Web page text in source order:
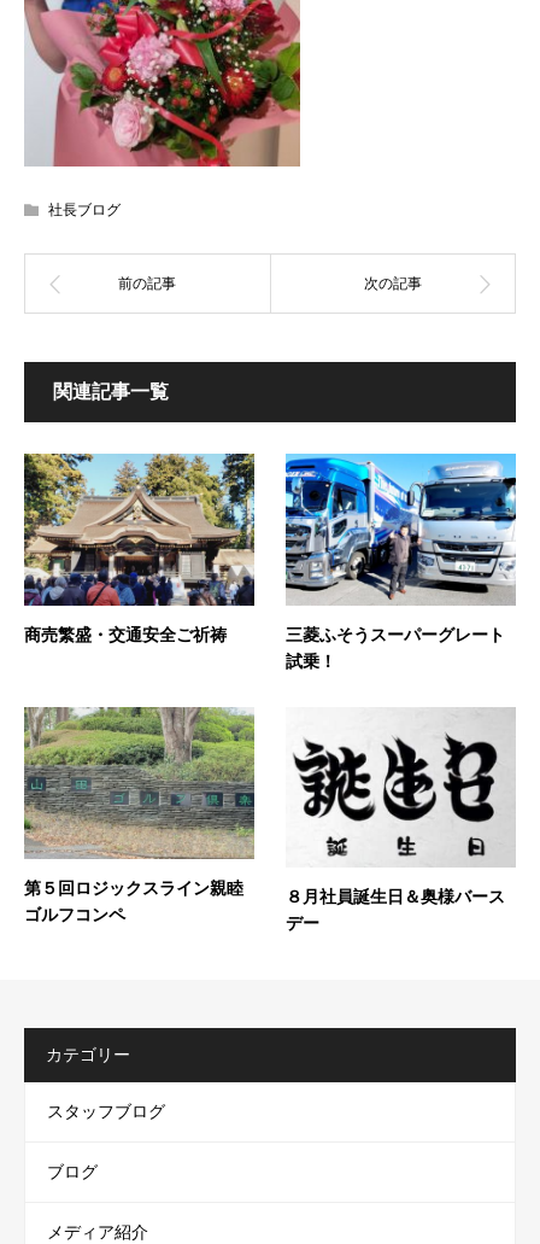
社長ブログ
関連記事一覧
商売繁盛・交通安全ご祈祷
三菱ふそうスーパーグレート
試乗！
第５回ロジックスライン親睦
ゴルフコンペ
８月社員誕生日＆奥様バース
デー
カテゴリー
スタッフブログ
ブログ
メディア紹介